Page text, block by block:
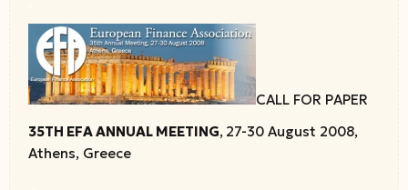
CALL FOR PAPER
35TH EFA ANNUAL MEETING, 27-30 August 2008,
Athens, Greece